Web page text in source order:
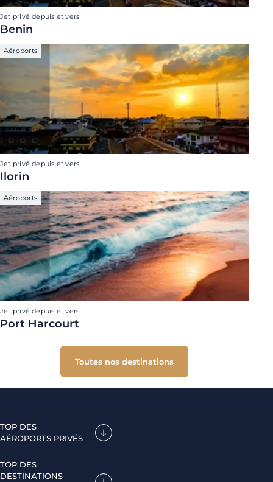
Jet privé depuis et vers
Benin
Aéroports
Jet privé depuis et vers
Ilorin
Aéroports
Jet privé depuis et vers
Port Harcourt
Toutes nos destinations
TOP DES
AÉROPORTS PRIVÉS
TOP DES
DESTINATIONS